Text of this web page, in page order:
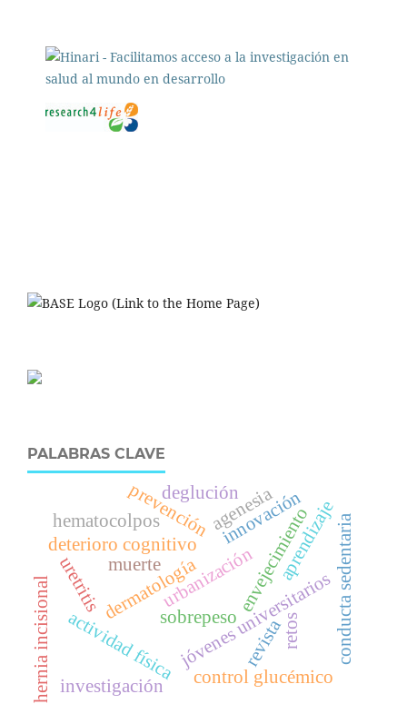
PALABRAS CLAVE
dermatologíajóvenes universitariosconducta sedentaria
actividad física control glucémico
sobrepeso
deterioro cognitivo envejecimiento
innovaciónaprendizaje
urbanización
prevención
investigación
retos
hernia incisional
muerte
revista
hematocolpos agenesia
uretritis
deglución